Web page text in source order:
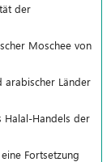
der
Moschee von
arabischer Länder
Halal-Handels der
Fortsetzung